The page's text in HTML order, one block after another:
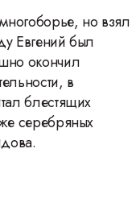
но взял
Евгений был
окончил
в
блестящих
серебряных
студенческий